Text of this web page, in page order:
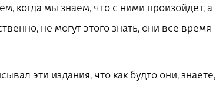
когда мы знаем, что с ними произойдет, а
не могут этого знать, они все время
эти издания, что как будто они, знаете,